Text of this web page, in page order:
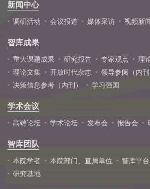
新闻中心
调研活动 会议报道 媒体采访 视频新
智库成果
重大课题成果 研究报告 专家观点 理
理论文集
开放时代杂志
领导参阅（内刊
决策信息参考（内刊）
学习强国
学术会议
高端论坛 学术论坛 发布会 报告会
智库团队
本院学者 本院部门、直属单位 智库平台
研究基地